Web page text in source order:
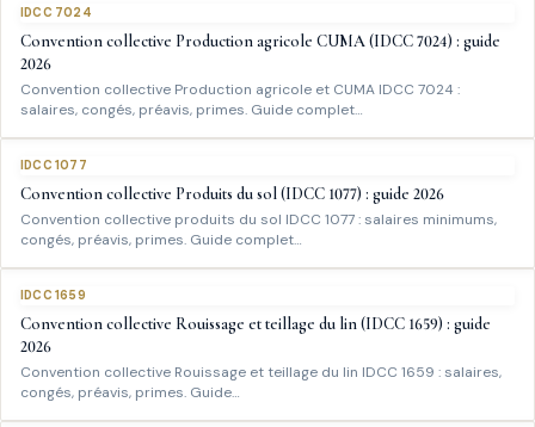
IDCC 7024
Convention collective Production agricole CUMA (IDCC 7024) : guide
2026
Convention collective Production agricole et CUMA IDCC 7024 :
salaires, congés, préavis, primes. Guide complet…
IDCC 1077
Convention collective Produits du sol (IDCC 1077) : guide 2026
Convention collective produits du sol IDCC 1077 : salaires minimums,
congés, préavis, primes. Guide complet…
IDCC 1659
Convention collective Rouissage et teillage du lin (IDCC 1659) : guide
2026
Convention collective Rouissage et teillage du lin IDCC 1659 : salaires,
congés, préavis, primes. Guide…